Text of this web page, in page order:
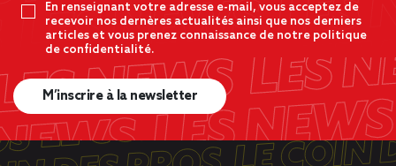
En renseignant votre adresse e-mail, vous acceptez de
recevoir nos dernères actualités ainsi que nos derniers
articles et vous prenez connaissance de notre politique
de confidentialité.
M’inscrire à la newsletter